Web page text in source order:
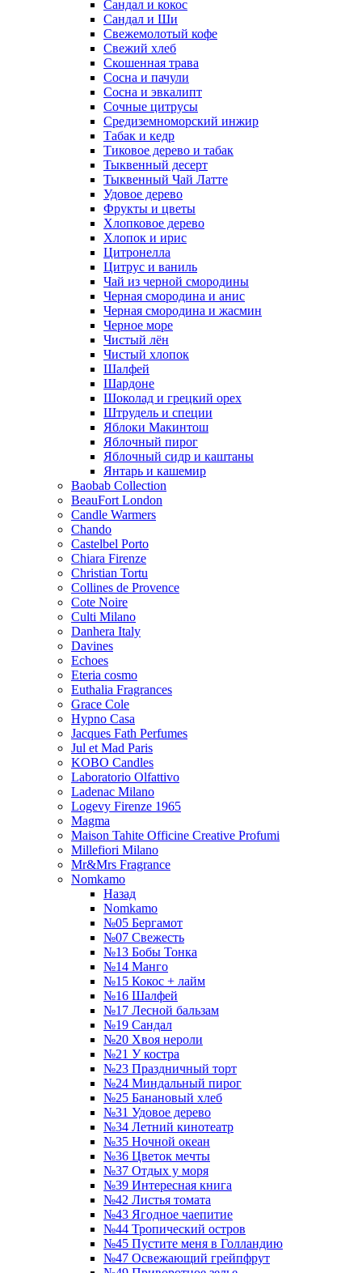
Сандал и кокос
Сандал и Ши
Свежемолотый кофе
Свежий хлеб
Скошенная трава
Сосна и пачули
Сосна и эвкалипт
Сочные цитрусы
Средиземноморский инжир
Табак и кедр
Тиковое дерево и табак
Тыквенный десерт
Тыквенный Чай Латте
Удовое дерево
Фрукты и цветы
Хлопковое дерево
Хлопок и ирис
Цитронелла
Цитрус и ваниль
Чай из черной смородины
Черная смородина и анис
Черная смородина и жасмин
Черное море
Чистый лён
Чистый хлопок
Шалфей
Шардоне
Шоколад и грецкий орех
Штрудель и специи
Яблоки Макинтош
Яблочный пирог
Яблочный сидр и каштаны
Янтарь и кашемир
Baobab Collection
BeauFort London
Candle Warmers
Chando
Castelbel Porto
Chiara Firenze
Christian Tortu
Collines de Provence
Cote Noire
Culti Milano
Danhera Italy
Davines
Echoes
Eteria cosmo
Euthalia Fragrances
Grace Cole
Hypno Casa
Jacques Fath Perfumes
Jul et Mad Paris
KOBO Candles
Laboratorio Olfattivo
Ladenac Milano
Logevy Firenze 1965
Magma
Maison Tahite Officine Creative Profumi
Millefiori Milano
Mr&Mrs Fragrance
Nomkamo
Назад
Nomkamo
№05 Бергамот
№07 Свежесть
№13 Бобы Тонка
№14 Манго
№15 Кокос + лайм
№16 Шалфей
№17 Лесной бальзам
№19 Сандал
№20 Хвоя нероли
№21 У костра
№23 Праздничный торт
№24 Миндальный пирог
№25 Банановый хлеб
№31 Удовое дерево
№34 Летний кинотеатр
№35 Ночной океан
№36 Цветок мечты
№37 Отдых у моря
№39 Интересная книга
№42 Листья томата
№43 Ягодное чаепитие
№44 Тропический остров
№45 Пустите меня в Голландию
№47 Освежающий грейпфрут